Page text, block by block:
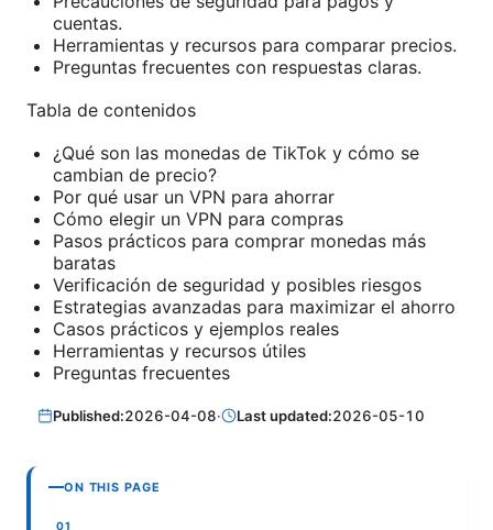
cuentas.
Herramientas y recursos para comparar precios.
Preguntas frecuentes con respuestas claras.
Tabla de contenidos
¿Qué son las monedas de TikTok y cómo se
cambian de precio?
Por qué usar un VPN para ahorrar
Cómo elegir un VPN para compras
Pasos prácticos para comprar monedas más
baratas
Verificación de seguridad y posibles riesgos
Estrategias avanzadas para maximizar el ahorro
Casos prácticos y ejemplos reales
Herramientas y recursos útiles
Preguntas frecuentes
Published:2026-04-08· Last updated:2026-05-10
ON THIS PAGE